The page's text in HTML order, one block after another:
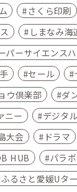
さくら印刷
しまなみ海
パーサイエンス
セール
ウ倶楽部 ダ
ニー
デジタ
大会 ドラマ
HUB パラ
ふるさと愛媛Uタ